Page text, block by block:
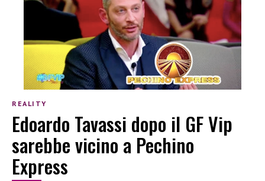
REALITY
Edoardo Tavassi dopo il GF Vip
sarebbe vicino a Pechino
Express